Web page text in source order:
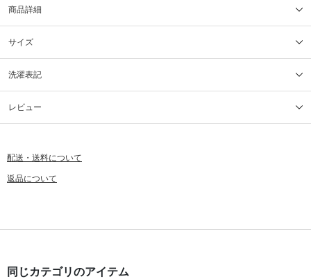
商品詳細
サイズ
洗濯表記
レビュー
配送・送料について
返品について
同じカテゴリのアイテム